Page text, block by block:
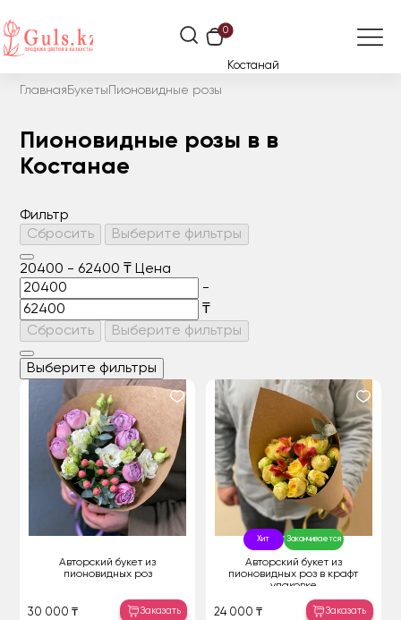
0
Костанай
Главная Букеты Пионовидные розы
Пионовидные розы в в
Костанае
Фильтр
Сбросить
Выберите фильтры
20400 - 62400 ₸ Цена
-
₸
Сбросить
Выберите фильтры
Выберите фильтры
Авторский букет из
пионовидных роз
30 000 ₸ Заказать
Хит Заканчивается
Авторский букет из
пионовидных роз в крафт
упаковке
24 000 ₸ Заказать